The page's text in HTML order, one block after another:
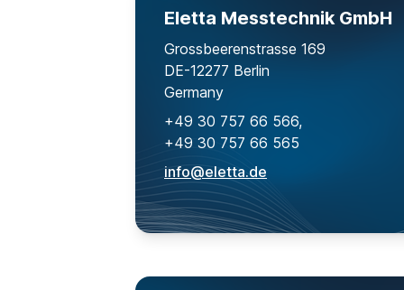
Eletta Messtechnik GmbH
Grossbeerenstrasse 169
DE-12277 Berlin
Germany
+49 30 757 66 566,
+49 30 757 66 565
info@eletta.de